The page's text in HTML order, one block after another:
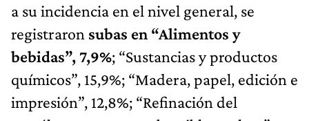
a su incidencia en el nivel general, se
registraron subas en “Alimentos y
bebidas”, 7,9%; “Sustancias y productos
químicos”, 15,9%; “Madera, papel, edición e
impresión”, 12,8%; “Refinación del